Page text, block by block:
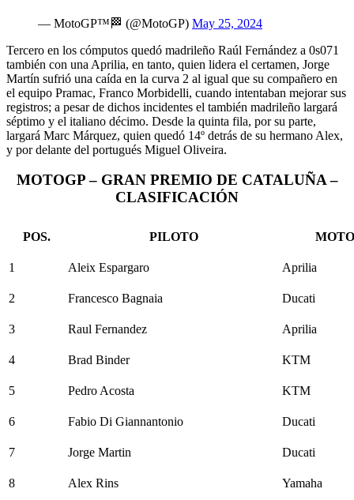
— MotoGP™🏁 (@MotoGP) May 25, 2024
Tercero en los cómputos quedó madrileño Raúl Fernández a 0s071
también con una Aprilia, en tanto, quien lidera el certamen, Jorge
Martín sufrió una caída en la curva 2 al igual que su compañero en
el equipo Pramac, Franco Morbidelli, cuando intentaban mejorar sus
registros; a pesar de dichos incidentes el también madrileño largará
séptimo y el italiano décimo. Desde la quinta fila, por su parte,
largará Marc Márquez, quien quedó 14º detrás de su hermano Alex,
y por delante del portugués Miguel Oliveira.
MOTOGP – GRAN PREMIO DE CATALUÑA –
CLASIFICACIÓN
POS. PILOTO MOTO
1 Aleix Espargaro Aprilia
2 Francesco Bagnaia Ducati
3 Raul Fernandez Aprilia
4 Brad Binder KTM
5 Pedro Acosta KTM
6 Fabio Di Giannantonio Ducati
7 Jorge Martin Ducati
8 Alex Rins Yamaha